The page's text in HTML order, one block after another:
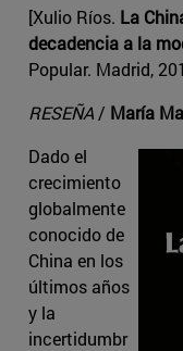
[Xulio Ríos. La
decadencia a la
Popular. Madrid,
RESEÑA / María
Dado el
crecimiento
globalmente
conocido de
China en los
últimos años
y la
incertidumbr